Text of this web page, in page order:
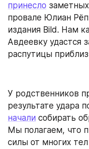
принесло
провале Юлиан
издания Bild. Нам
Авдеевку удастся
распутицы
У родственников
начали собирать
Мы полагаем, что
силы от многих